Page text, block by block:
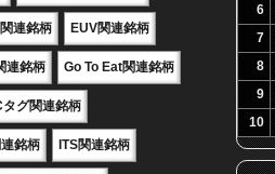
連銘柄 EUV関連銘柄
連銘柄 Go To Eat関連銘柄
タグ関連銘柄
連銘柄 ITS関連銘柄
6
7
8
9
10